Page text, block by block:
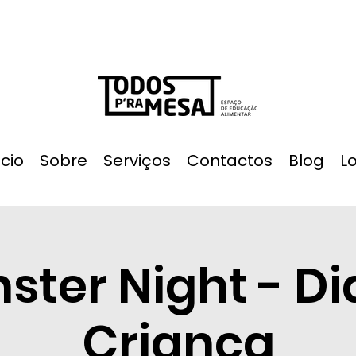
Sobre Serviços Contactos Blog
Night -